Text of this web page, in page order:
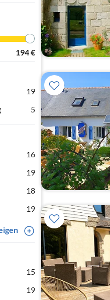
194€
19
5
16
19
18
19
15
19